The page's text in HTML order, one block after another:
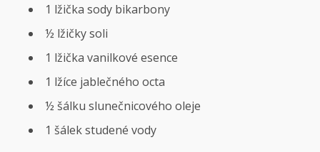
1 lžička sody bikarbony
½ lžičky soli
1 lžička vanilkové esence
1 lžíce jablečného octa
½ šálku slunečnicového oleje
1 šálek studené vody